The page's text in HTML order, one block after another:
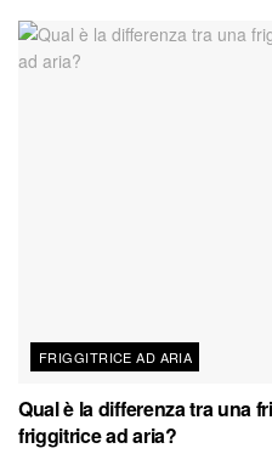
FRIGGITRICE AD ARIA
Qual è la differenza tra una
friggitrice ad aria?